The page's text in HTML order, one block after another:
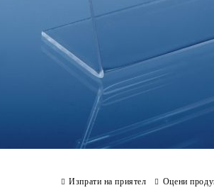
Изпрати на приятел Оцени